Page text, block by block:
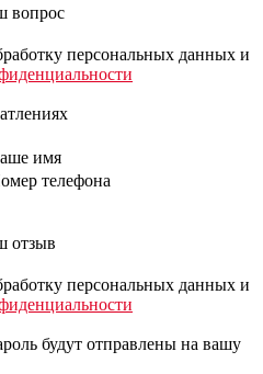
вопрос
персональных данных и
имя
телефона
отзыв
персональных данных и
будут отправлены на вашу